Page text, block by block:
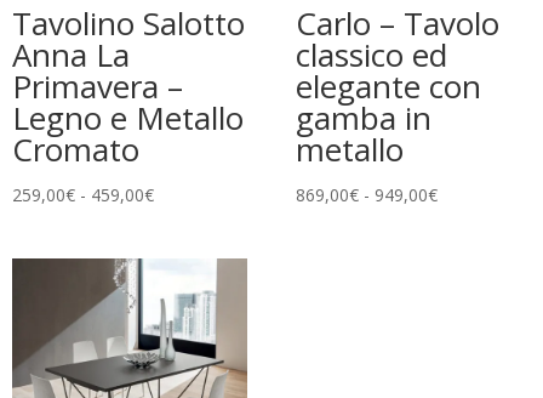
Tavolino Salotto
Anna La
Primavera –
Legno e Metallo
Cromato
259,00€ - 459,00€Fascia
da
259,00€
a
459,00€
Carlo – Tavolo
classico ed
elegante con
gamba in
metallo
869,00€ - 949,00€Fascia